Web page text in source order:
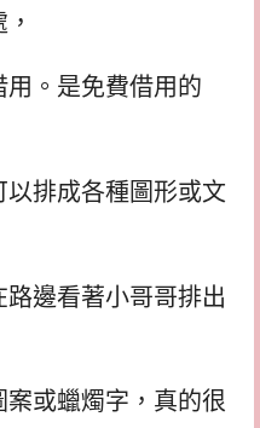
。是免費借用的
排成各種圖形或文
邊看著小哥哥排出
或蠟燭字，真的很